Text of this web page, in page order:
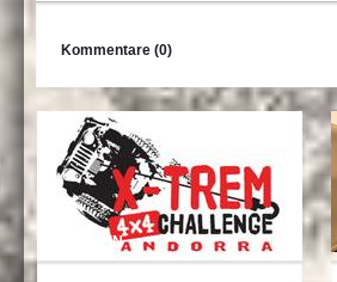
Kommentare (0)
4X4 ALPIN